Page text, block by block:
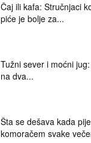
Čaj ili kafa: Stručnjaci
piće je bolje za...
Tužni sever i moćni
na dva...
Šta se dešava kada
komoračem svake